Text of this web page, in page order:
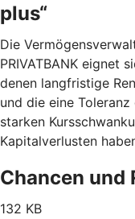
plus“
Die
PRIVATBANK eignet
denen langfristige
und die eine
starken
Kapitalverlusten
Chancen und
132 KB